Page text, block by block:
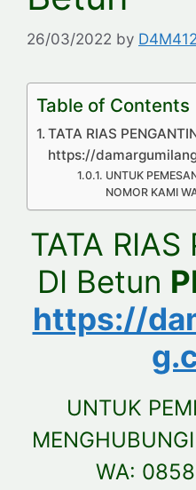
26/03/2022 by
Table of Contents
TATA RIAS
https://
UNTUK
NOMOR KAMI
TATA RIAS
DI Betun
https://
UNTUK
WA: